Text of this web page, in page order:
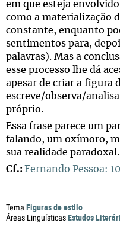
em que esteja
como a materialização
constante, enquanto
sentimentos para,
palavras). Mas a
esse processo lhe dá
apesar de criar a figura
escreve/observa/
próprio.
Essa frase parece um
falando, um oxímoro,
sua realidade paradoxal.
Cf.: Fernando Pessoa:
Tema Figuras de estilo
Áreas LinguísticasEstudos